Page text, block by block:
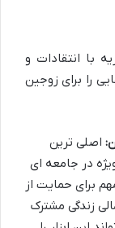
با انتقادات و
را برای زوجین
اصلی ترین
در جامعه ای
برای حمایت از
زندگی مشترک